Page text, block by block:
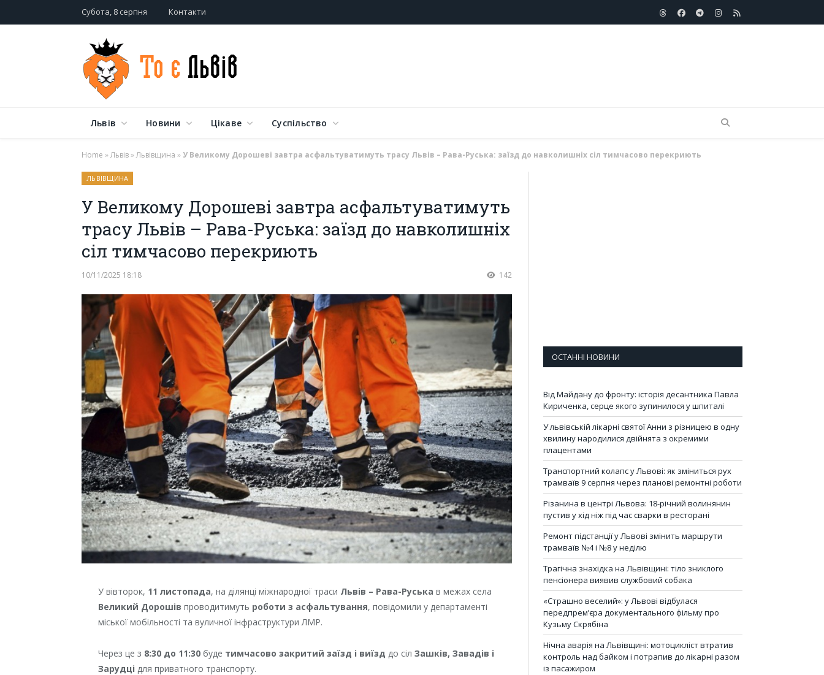
Субота, 8 серпня ThreadsFacebook
telegram
Instagram
RSS
Контакти
Львів Новини Цікаве Суспільство
Home »Львів»Львівщина » У Великому Дорошеві завтра асфальтуватимуть трасу Львів – Рава-Руська: заїзд до навколишніх сіл тимчасово перекриють
ЛЬВІВЩИНА
У Великому Дорошеві завтра асфальтуватимуть
трасу Львів – Рава-Руська: заїзд до навколишніх
сіл тимчасово перекриють
10/11/2025 18:18 142
У вівторок, 11 листопада, на ділянці міжнародної траси Львів – Рава-Руська в межах села
Великий Дорошів проводитимуть роботи з асфальтування, повідомили у департаменті
міської мобільності та вуличної інфраструктури ЛМР.
Через це з 8:30 до 11:30 буде тимчасово закритий заїзд і виїзд до сілЗашків, Завадів і
Зарудці для приватного транспорту.
ОСТАННІ НОВИНИ
Від Майдану до фронту: історія десантника Павла
Кириченка, серце якого зупинилося у шпиталі
У львівській лікарні святої Анни з різницею в одну
хвилину народилися двійнята з окремими
плацентами
Транспортний колапс у Львові: як зміниться рух
трамваїв 9 серпня через планові ремонтні роботи
Різанина в центрі Львова: 18-річний волинянин
пустив у хід ніж під час сварки в ресторані
Ремонт підстанції у Львові змінить маршрути
трамваїв №4 і №8 у неділю
Трагічна знахідка на Львівщині: тіло зниклого
пенсіонера виявив службовий собака
«Страшно веселий»: у Львові відбулася
передпрем’єра документального фільму про
Кузьму Скрябіна
Нічна аварія на Львівщині: мотоцикліст втратив
контроль над байком і потрапив до лікарні разом
із пасажиром